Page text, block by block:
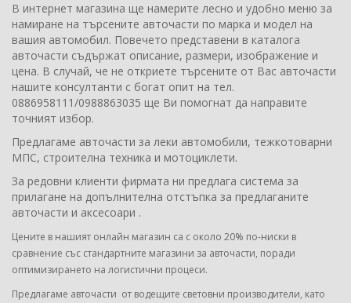
В интернет магазина ще намерите лесно и удобно меню за
намиране на търсените авточасти по марка и модел на
вашия автомобил. Повечето представени в каталога
авточасти съдържат описание, размери, изображение и
цена. В случай, че не откриете търсените от Вас авточасти
нашите консултанти с богат опит на тел.
0886958111/0988863035 ще Ви помогнат да направите
точният избор.
Предлагаме авточасти за леки автомобили, тежкотоварни
МПС, строителна техника и мотоциклети.
За редовни клиенти фирмата ни предлага система за
прилагане на допълнителна отстъпка за предлаганите
авточасти и аксесоари .
Цените в нашият онлайн магазин са с около 20% по-ниски в
сравнение със стандартните магазини за авточасти, поради
оптимизирането на логистични процеси.
Предлагаме авточасти от водещите световни производители, като